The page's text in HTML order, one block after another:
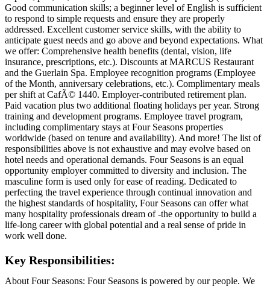
Good communication skills; a beginner level of English is sufficient
to respond to simple requests and ensure they are properly
addressed. Excellent customer service skills, with the ability to
anticipate guest needs and go above and beyond expectations. What
we offer: Comprehensive health benefits (dental, vision, life
insurance, prescriptions, etc.). Discounts at MARCUS Restaurant
and the Guerlain Spa. Employee recognition programs (Employee
of the Month, anniversary celebrations, etc.). Complimentary meals
per shift at CafÃ© 1440. Employer-contributed retirement plan.
Paid vacation plus two additional floating holidays per year. Strong
training and development programs. Employee travel program,
including complimentary stays at Four Seasons properties
worldwide (based on tenure and availability). And more! The list of
responsibilities above is not exhaustive and may evolve based on
hotel needs and operational demands. Four Seasons is an equal
opportunity employer committed to diversity and inclusion. The
masculine form is used only for ease of reading. Dedicated to
perfecting the travel experience through continual innovation and
the highest standards of hospitality, Four Seasons can offer what
many hospitality professionals dream of -the opportunity to build a
life-long career with global potential and a real sense of pride in
work well done.
Key Responsibilities:
About Four Seasons: Four Seasons is powered by our people. We